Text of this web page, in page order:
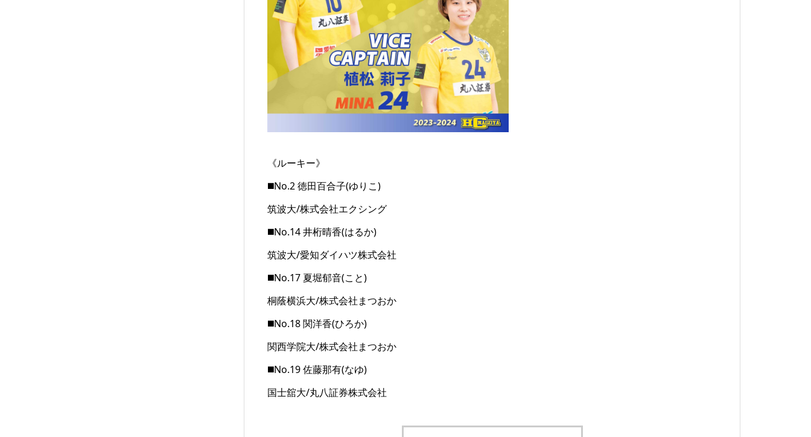
《ルーキー》
◼️No.2 徳田百合子(ゆりこ)
筑波大/株式会社エクシング
◼️No.14 井桁晴香(はるか)
筑波大/愛知ダイハツ株式会社
◼️No.17 夏堀郁音(こと)
桐蔭横浜大/株式会社まつおか
◼️No.18 関洋香(ひろか)
関西学院大/株式会社まつおか
◼️No.19 佐藤那有(なゆ)
国士舘大/丸八証券株式会社